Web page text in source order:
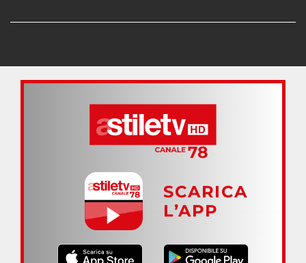
SCARICA
L’APP